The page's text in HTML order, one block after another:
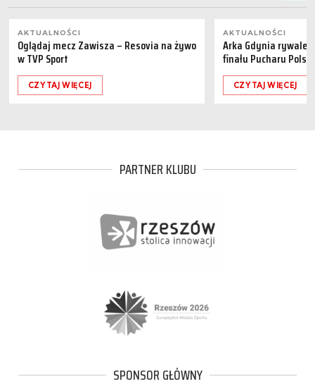
AKTUALNOŚCI
Oglądaj mecz Zawisza – Resovia na żywo
w TVP Sport
CZYTAJ WIĘCEJ
AKTUALNOŚCI
Arka Gdynia
finału Pucharu Polski
CZYTAJ WIĘCEJ
PARTNER KLUBU
SPONSOR GŁÓWNY